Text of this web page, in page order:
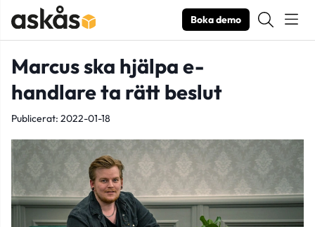
Boka demo
Marcus ska hjälpa e-
handlare ta rätt beslut
Publicerat: 2022-01-18